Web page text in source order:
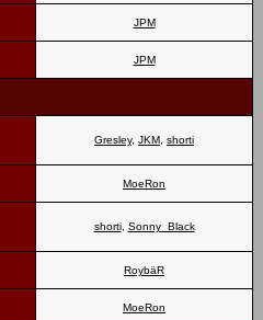
JPM
JPM
Gresley, JKM shorti
MoeRon
shorti, Sonny_Black
RoybäR
MoeRon